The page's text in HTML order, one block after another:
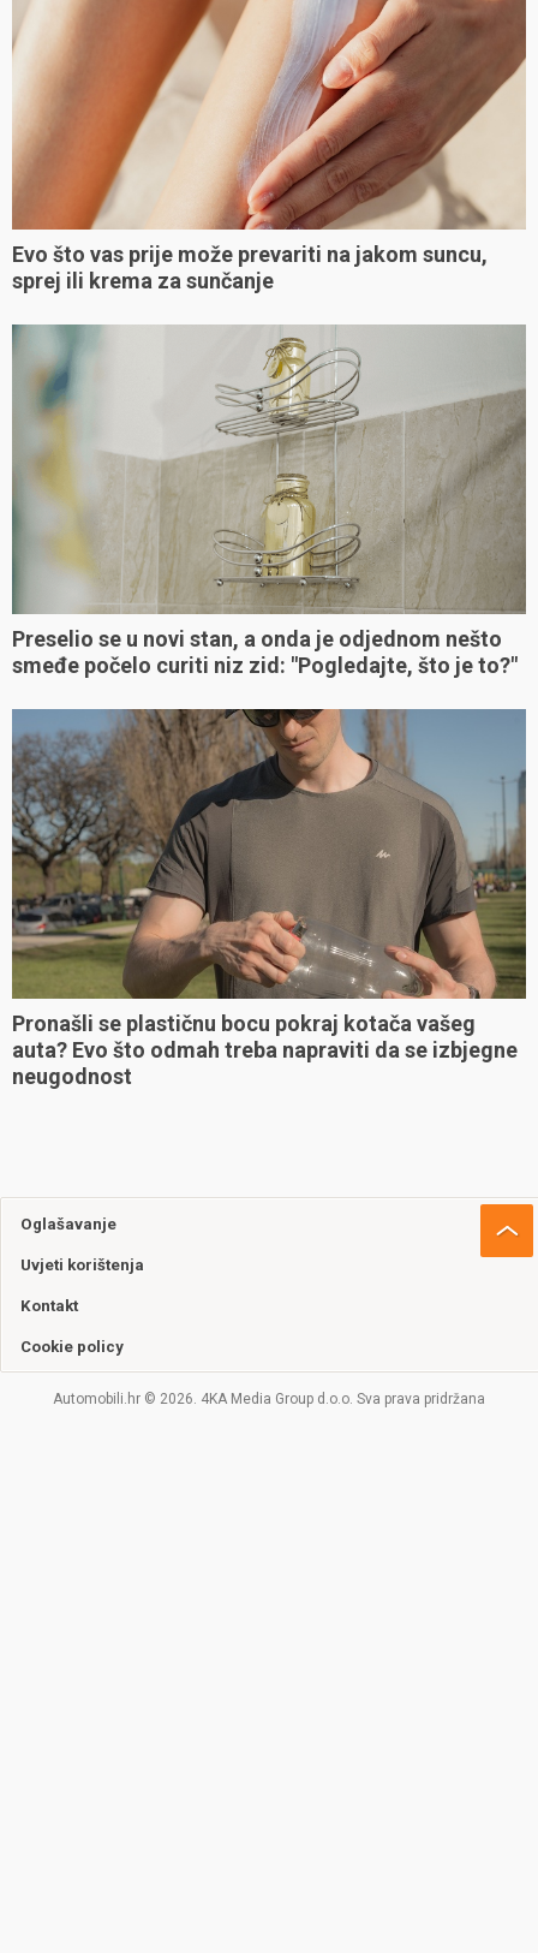
Evo što vas prije može prevariti na jakom suncu,
sprej ili krema za sunčanje
Preselio se u novi stan, a onda je odjednom nešto
smeđe počelo curiti niz zid: "Pogledajte, što je to?"
Pronašli se plastičnu bocu pokraj kotača vašeg
auta? Evo što odmah treba napraviti da se izbjegne
neugodnost
Oglašavanje
Uvjeti korištenja
Kontakt
Cookie policy
Automobili.hr © 2026. 4KA Media Group d.o.o. Sva prava pridržana